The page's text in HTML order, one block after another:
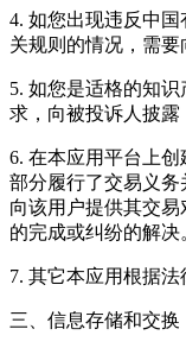
4. 如您出现违反中
关规则的情况，需要
5. 如您是适格的知
求，向被投诉人披露
6. 在本应用平台上
部分履行了交易义
向该用户提供其交
的完成或纠纷的解决
7. 其它本应用根据法
三、信息存储和交换